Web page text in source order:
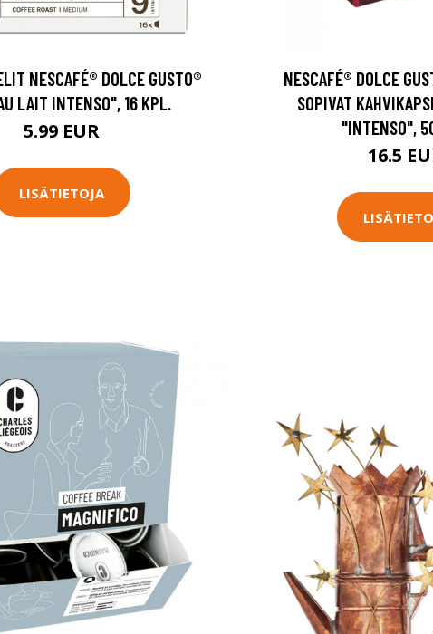
NESCAFÉ® DOLCE GUSTO®
LAIT INTENSO", 16 KPL.
5.99 EUR
LISÄTIETOJA
NESCAFÉ® DOLCE
SOPIVAT
"INTENSO",
16.5